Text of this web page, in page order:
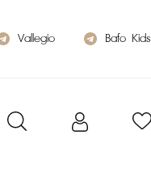
Vallegio Bafo_Kids